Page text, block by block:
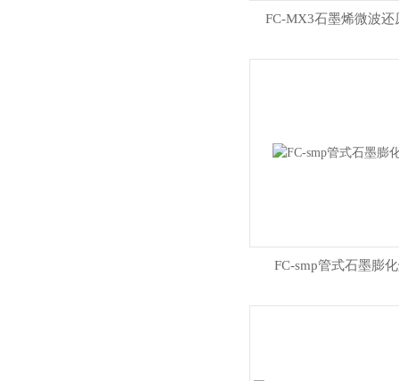
FC-MX3石墨烯微波还
FC-smp管式石墨膨